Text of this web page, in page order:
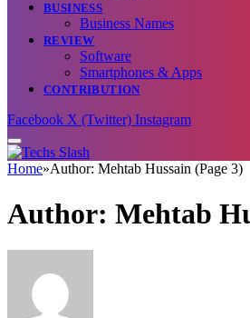
BUSINESS
Business Names
REVIEW
Software
Smartphones & Apps
CONTRIBUTION
Facebook X (Twitter) Instagram
Home»Author: Mehtab Hussain (Page 3)
Author: Mehtab